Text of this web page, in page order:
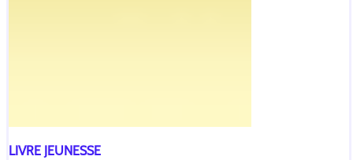
LIVRE JEUNESSE